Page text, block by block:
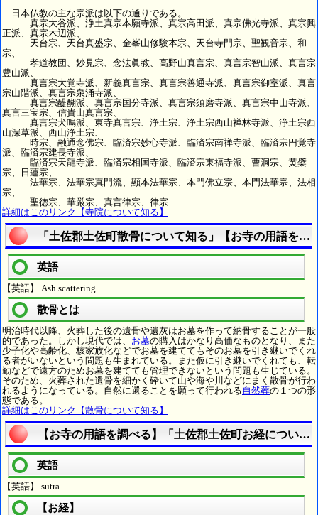
日本仏教の主な宗派は以下の通りである。
真宗大谷派、浄土真宗本願寺派、真宗高田派、真宗佛光寺派、真宗興
正派、真宗木辺派、
天台宗、天台真盛宗、金峯山修験本宗、天台寺門宗、聖観音宗、和
宗、
孝道教団、妙見宗、念法眞教、高野山真言宗、真言宗智山派、真言宗
豊山派、
真言宗大覚寺派、新義真言宗、真言宗善通寺派、真言宗御室派、真言
宗山階派、真言宗泉涌寺派、
真言宗醍醐派、真言宗国分寺派、真言宗須磨寺派、真言宗中山寺派、
真言三宝宗、信貴山真言宗、
真言宗犬鳴派、東寺真言宗、浄土宗、浄土宗西山禅林寺派、浄土宗西
山深草派、西山浄土宗、
時宗、融通念佛宗、臨済宗妙心寺派、臨済宗南禅寺派、臨済宗円覚寺
派、臨済宗建長寺派、
臨済宗天龍寺派、臨済宗相国寺派、臨済宗東福寺派、曹洞宗、黄檗
宗、日蓮宗、
法華宗、法華宗真門流、顯本法華宗、本門佛立宗、本門法華宗、法相
宗、
聖徳宗、華厳宗、真言律宗、律宗
詳細はこのリンク【寺院について知る】
「土佐郡土佐町散骨について知る」【お寺の用語を調
英語
【英語】 Ash scattering
散骨とは
明治時代以降、火葬した後の遺骨や遺灰はお墓を作って納骨することが一般
的であった。しかし現代では、 お墓の購入はかなり高価なものとなり、また
少子化や高齢化、核家族化などでお墓を建ててもそのお墓を引き継いでくれ
る者がいないという問題も生まれている。また仮に引き継いでくれても、転
勤などで遠方のためお墓を建てても管理できないという問題も生じている。
そのため、火葬された遺骨を細かく砕いて山や海や川などにまく散骨が行わ
れるようになっている。自然に還ることを願って行われる自然葬の１つの形
態である。
詳細はこのリンク【散骨について知る】
【お寺の用語を調べる】「土佐郡土佐町お経について
英語
【英語】 sutra
【お経】